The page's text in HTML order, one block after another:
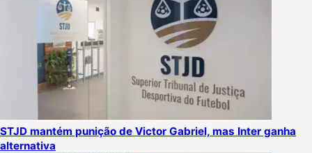
STJD mantém punição de Victor Gabriel, mas Inter ganha
alternativa